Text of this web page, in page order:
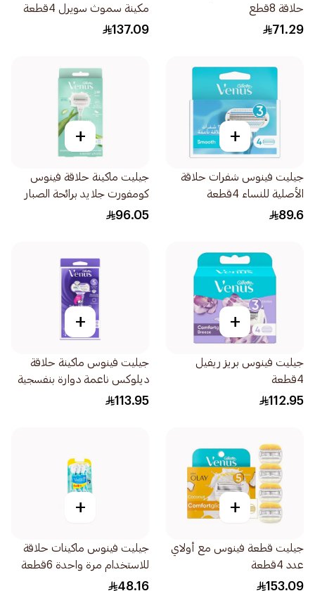
حلاقة 8قطع
71.29
مكينة سموث سويرل 4قطعة
137.09
+
جيليت فينوس شفرات حلاقة
الأصلية للنساء 4قطعة
89.6
+
جيليت ماكينة حلاقة فينوس
كومفورت جلايد برائحة الصبار
1قطعة
96.05
+
جيليت فينوس بريز ريفيل
4قطعة
112.95
+
جيليت فينوس ماكينة حلاقة
ديلوكس ناعمة دوارة بنفسجية
1قطعة
113.95
+
جيليت قطعة فينوس مع أولاي
عدد 4قطعة
153.09
+
جيليت فينوس ماكينات حلاقة
للاستخدام مرة واحدة 6قطعة
48.16